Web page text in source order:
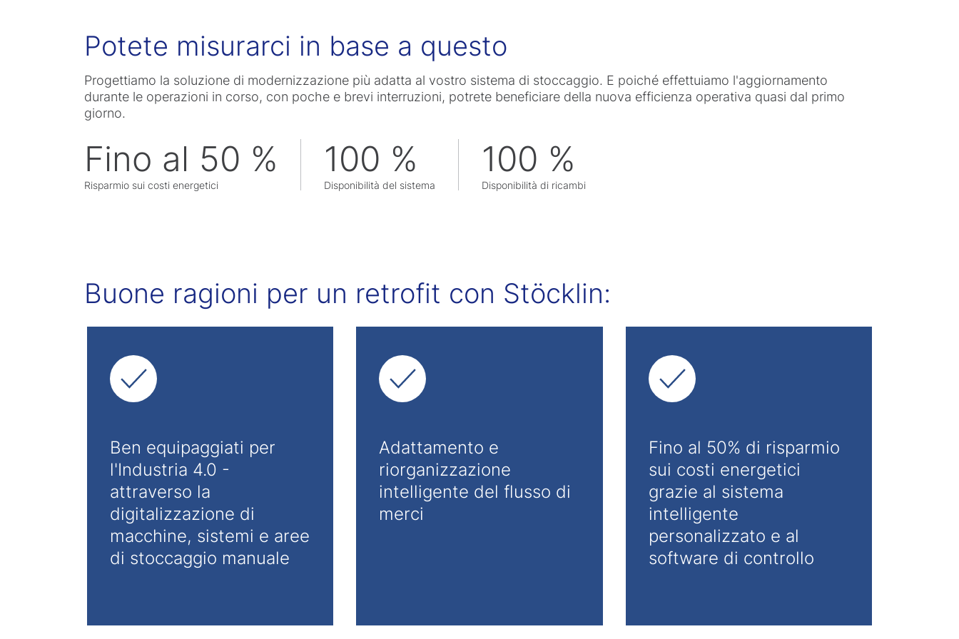
Potete misurarci in base a questo
Progettiamo la soluzione di modernizzazione più adatta al vostro sistema di stoccaggio. E poiché effettuiamo l'aggiornamento
durante le operazioni in corso, con poche e brevi interruzioni, potrete beneficiare della nuova efficienza operativa quasi dal primo
giorno.
Fino al 50 %
Risparmio sui costi energetici
100 %
Disponibilità del sistema
100 %
Disponibilità di ricambi
Buone ragioni per un retrofit con Stöcklin:
Ben equipaggiati per
l'Industria 4.0 -
attraverso la
digitalizzazione di
macchine, sistemi e aree
di stoccaggio manuale
Adattamento e
riorganizzazione
intelligente del flusso di
merci
Fino al 50% di risparmio
sui costi energetici
grazie al sistema
intelligente
personalizzato e al
software di controllo